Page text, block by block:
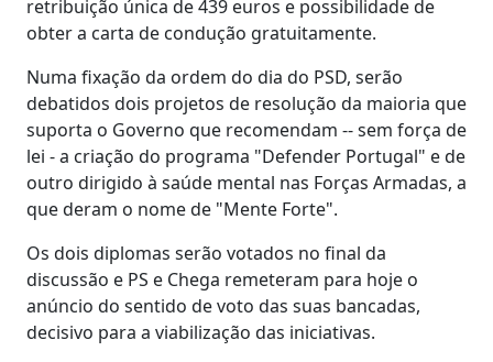
retribuição única de 439 euros e possibilidade de
obter a carta de condução gratuitamente.
Numa fixação da ordem do dia do PSD, serão
debatidos dois projetos de resolução da maioria que
suporta o Governo que recomendam -- sem força de
lei - a criação do programa "Defender Portugal" e de
outro dirigido à saúde mental nas Forças Armadas, a
que deram o nome de "Mente Forte".
Os dois diplomas serão votados no final da
discussão e PS e Chega remeteram para hoje o
anúncio do sentido de voto das suas bancadas,
decisivo para a viabilização das iniciativas.